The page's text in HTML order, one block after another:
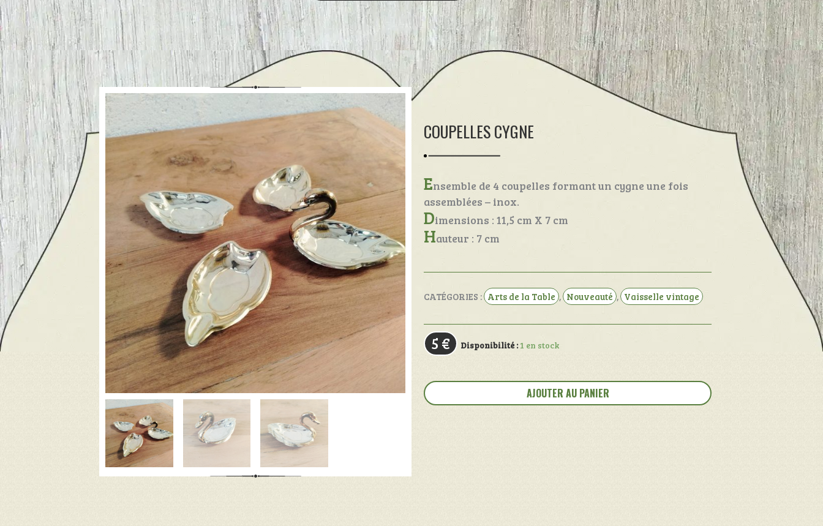
Ensemble de 4 coupelles formant un cygne une fois
assemblées – inox.
Dimensions : 11,5 cm X 7 cm
Hauteur : 7 cm
COUPELLES CYGNE
CATÉGORIES : Arts de la Table , Nouveauté , Vaisselle vintage
5 € Disponibilité :1 en stock
de
Coupelles
AJOUTER AU PANIER